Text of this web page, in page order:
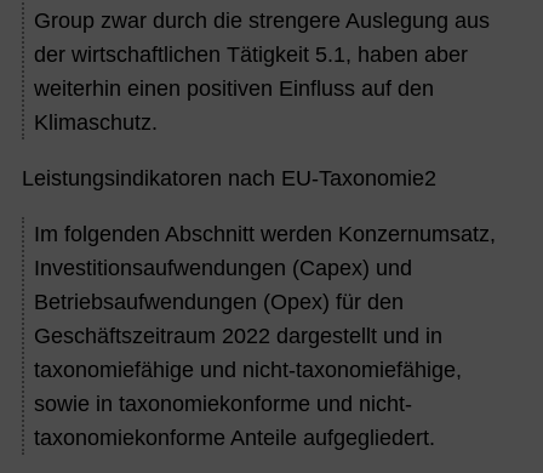
Group zwar durch die strengere Auslegung aus
der wirtschaftlichen Tätigkeit 5.1, haben aber
weiterhin einen positiven Einfluss auf den
Klimaschutz.
Leistungsindikatoren nach EU-Taxonomie2
Im folgenden Abschnitt werden Konzernumsatz,
Investitionsaufwendungen (Capex) und
Betriebsaufwendungen (Opex) für den
Geschäftszeitraum 2022 dargestellt und in
taxonomiefähige und nicht-taxonomiefähige,
sowie in taxonomiekonforme und nicht-
taxonomiekonforme Anteile aufgegliedert.